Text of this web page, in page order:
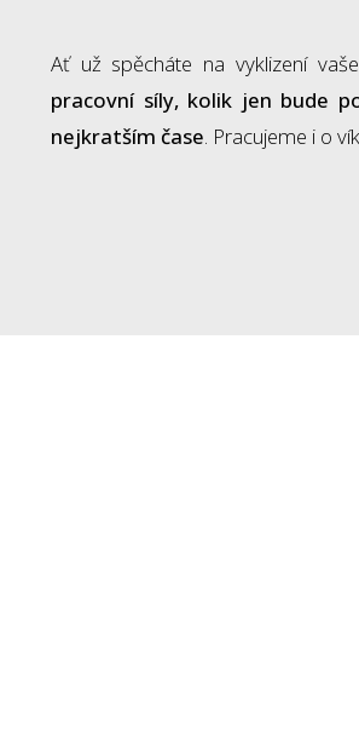
Ať už spěcháte na vyklizení
pracovní síly, kolik jen bude
nejkratším čase. Pracujeme i o